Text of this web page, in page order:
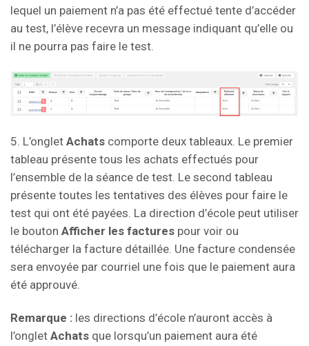
lequel un paiement n’a pas été effectué tente d’accéder
au test, l’élève recevra un message indiquant qu’elle ou
il ne pourra pas faire le test.
5. L’onglet Achats comporte deux tableaux. Le premier
tableau présente tous les achats effectués pour
l’ensemble de la séance de test. Le second tableau
présente toutes les tentatives des élèves pour faire le
test qui ont été payées. La direction d’école peut utiliser
le bouton Afficher les factures pour voir ou
télécharger la facture détaillée. Une facture condensée
sera envoyée par courriel une fois que le paiement aura
été approuvé.
Remarque : les directions d’école n’auront accès à
l’onglet Achats que lorsqu’un paiement aura été